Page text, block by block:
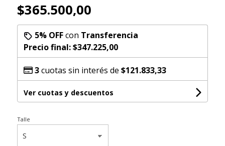
$365.500,00
5% OFFcon Transferencia
Precio final:$347.225,00
3cuotas sin interés de $121.833,33
Ver cuotas y descuentos
Talle